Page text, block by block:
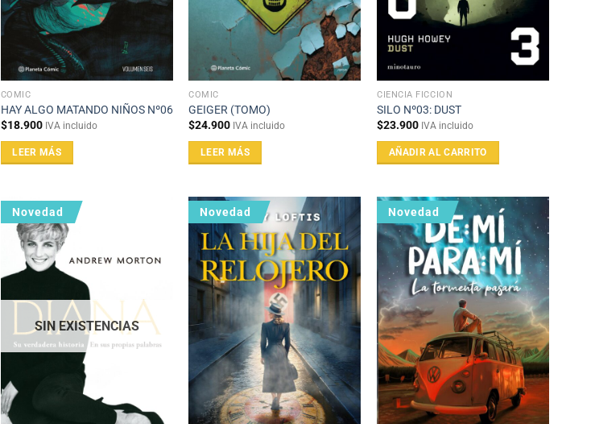
CÓMIC
HAY ALGO MATANDO NIÑOS Nº06
$18.900 IVA incluido
LEER MÁS
CÓMIC
GEIGER (TOMO)
$24.900 IVA incluido
LEER MÁS
CIENCIA FICCIÓN
SILO Nº03: DUST
$23.900 IVA incluido
AÑADIR AL CARRITO
Novedad
SIN EXISTENCIAS
Novedad Novedad